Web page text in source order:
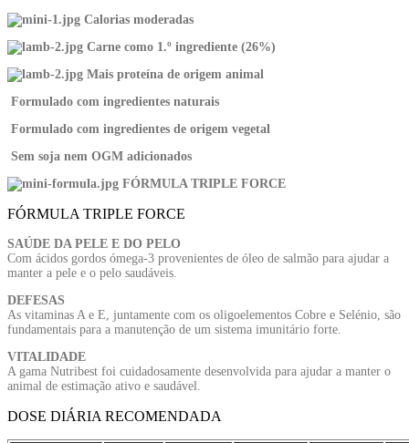
Calorias moderadas
Carne como 1.º ingrediente (26%)
Mais proteína de origem animal
Formulado com ingredientes naturais
Formulado com ingredientes de origem vegetal
Sem soja nem OGM adicionados
FÓRMULA TRIPLE FORCE
FÓRMULA TRIPLE FORCE
SAÚDE DA PELE E DO PELO
Com ácidos gordos ómega-3 provenientes de óleo de salmão para ajudar a
manter a pele e o pelo saudáveis.
DEFESAS
As vitaminas A e E, juntamente com os oligoelementos Cobre e Selénio, são
fundamentais para a manutenção de um sistema imunitário forte.
VITALIDADE
A gama Nutribest foi cuidadosamente desenvolvida para ajudar a manter o
animal de estimação ativo e saudável.
DOSE DIÁRIA RECOMENDADA